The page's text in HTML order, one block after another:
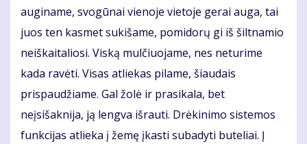
auginame, svogūnai vienoje vietoje gerai auga, tai
juos ten kasmet sukišame, pomidorų gi iš šiltnamio
neiškaitaliosi. Viską mulčiuojame, nes neturime
kada ravėti. Visas atliekas pilame, šiaudais
prispaudžiame. Gal žolė ir prasikala, bet
neįsišaknija, ją lengva išrauti. Drėkinimo sistemos
funkcijas atlieka į žemę įkasti subadyti buteliai. Į